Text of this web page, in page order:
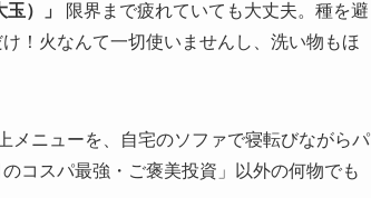
）」
限界まで疲れていても大丈夫。種を避
！火なんて一切使いませんし、洗い物もほ
メニューを、自宅のソファで寝転びながらパ
コスパ最強・ご褒美投資」以外の何物でも